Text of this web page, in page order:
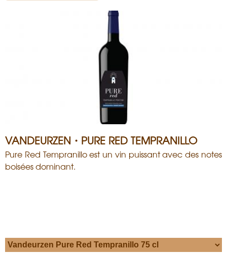
VANDEURZEN・PURE RED TEMPRANILLO
Pure Red Tempranillo est un vin puissant avec des notes
boisées dominant.